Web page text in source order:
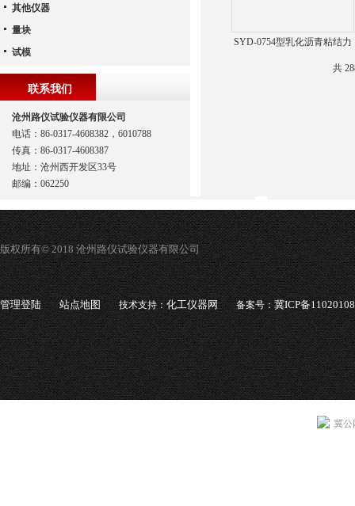
SYD-0754型乳化沥青粘结力
共
其他仪器
量块
试模
联系我们
沧州路仪试验仪器有限公司
电话：86-0317-4608382，6010788
传真：86-0317-4608387
地址：沧州西开发区33号
邮编：062250
版权所有© 2018 沧州路仪试验仪器有限公司
管理登陆 站点地图 技术支持：化工仪器网 备案号：冀ICP备
冀公